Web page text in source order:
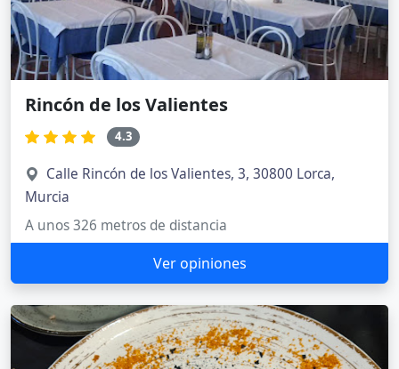
Rincón de los Valientes
4.3
Calle Rincón de los Valientes, 3, 30800 Lorca,
Murcia
A unos 326 metros de distancia
Ver opiniones